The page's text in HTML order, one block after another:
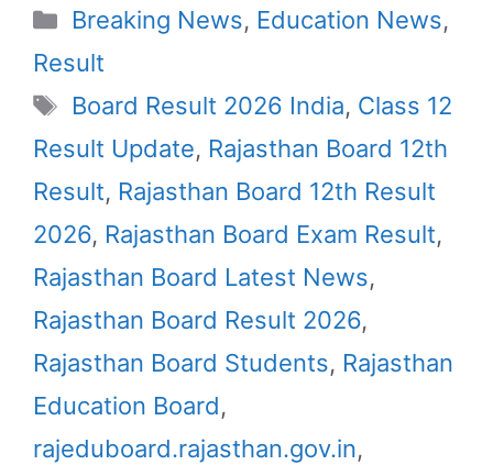
Categories
Breaking News, Education News,
Result
Tags
Board Result 2026 India, Class 12
Result Update, Rajasthan Board 12th
Result, Rajasthan Board 12th Result
2026, Rajasthan Board Exam Result,
Rajasthan Board Latest News,
Rajasthan Board Result 2026,
Rajasthan Board Students, Rajasthan
Education Board,
rajeduboard.rajasthan.gov.in,